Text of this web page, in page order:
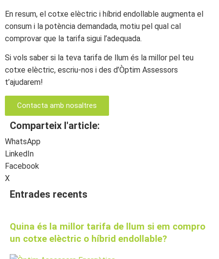
En resum, el cotxe elèctric i híbrid endollable augmenta el
consum i la potència demandada, motiu pel qual cal
comprovar que la tarifa sigui l’adequada.
Si vols saber si la teva tarifa de llum és la millor pel teu
cotxe elèctric, escriu-nos i des d’Òptim Assessors
t’ajudarem!
Contacta amb nosaltres
Comparteix l'article:
WhatsApp
LinkedIn
Facebook
X
Entrades recents
Quina és la millor tarifa de llum si em compro
un cotxe elèctric o híbrid endollable?